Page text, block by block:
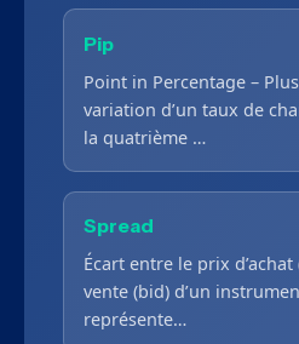
Pip
Point in Percentage –
variation d’un taux de
la quatrième …
Spread
Écart entre le prix
vente (bid) d’un
représente…